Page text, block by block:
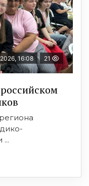
16:08 21
...